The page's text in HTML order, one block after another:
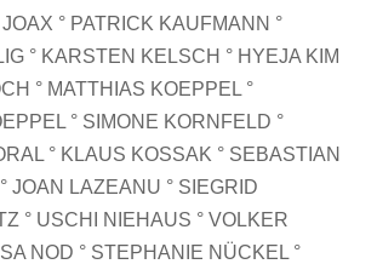
° PATRICK KAUFMANN °
° KARSTEN KELSCH ° HYEJA KIM
° MATTHIAS KOEPPEL °
° SIMONE KORNFELD °
° KLAUS KOSSAK ° SEBASTIAN
JOAN LAZEANU ° SIEGRID
° USCHI NIEHAUS ° VOLKER
NOD ° STEPHANIE NÜCKEL °